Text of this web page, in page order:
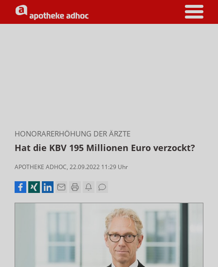
HONORARERHÖHUNG DER ÄRZTE
Hat die KBV 195 Millionen Euro verzockt?
APOTHEKE ADHOC, 22.09.2022 11:29 Uhr